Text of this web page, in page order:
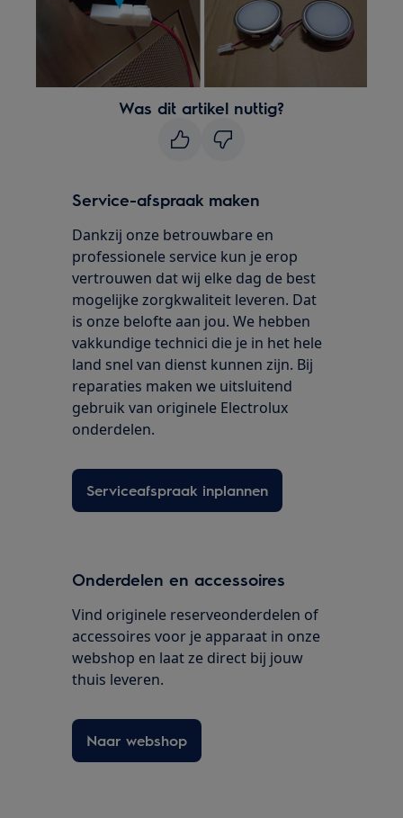
Was dit artikel nuttig?
Service-afspraak maken
Dankzij onze betrouwbare en
professionele service kun je erop
vertrouwen dat wij elke dag de best
mogelijke zorgkwaliteit leveren. Dat
is onze belofte aan jou. We hebben
vakkundige technici die je in het hele
land snel van dienst kunnen zijn. Bij
reparaties maken we uitsluitend
gebruik van originele Electrolux
onderdelen.
Serviceafspraak inplannen
Onderdelen en accessoires
Vind originele reserveonderdelen of
accessoires voor je apparaat in onze
webshop en laat ze direct bij jouw
thuis leveren.
Naar webshop